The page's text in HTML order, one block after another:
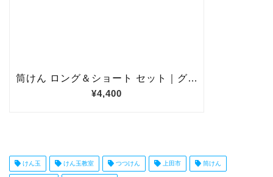
けん玉 けん玉教室 つつけん 上田市 筒けん